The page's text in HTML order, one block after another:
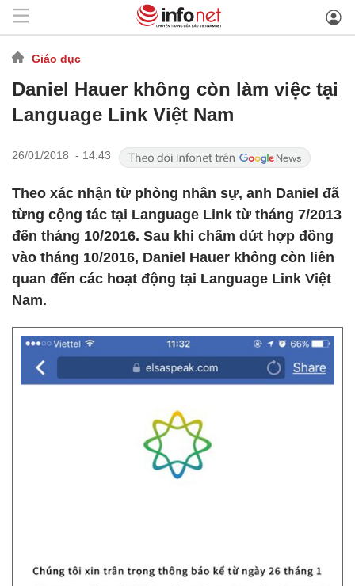
Giáo dục
Daniel Hauer không còn làm việc tại
Language Link Việt Nam
26/01/2018 - 14:43
Theo xác nhận từ phòng nhân sự, anh Daniel đã
từng cộng tác tại Language Link từ tháng 7/2013
đến tháng 10/2016. Sau khi chấm dứt hợp đồng
vào tháng 10/2016, Daniel Hauer không còn liên
quan đến các hoạt động tại Language Link Việt
Nam.